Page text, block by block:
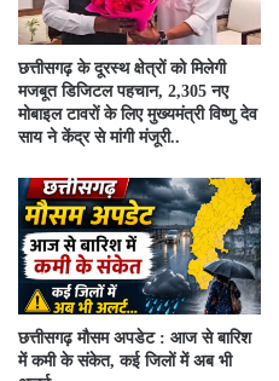
छत्तीसगढ़ के दूरस्थ क्षेत्रों को मिलेगी
मजबूत डिजिटल पहचान, 2,305 नए
मोबाइल टावरों के लिए मुख्यमंत्री विष्णु देव
साय ने केंद्र से मांगी मंजूरी..
छत्तीसगढ़ मौसम अपडेट : आज से बारिश
में कमी के संकेत, कई जिलों में अब भी